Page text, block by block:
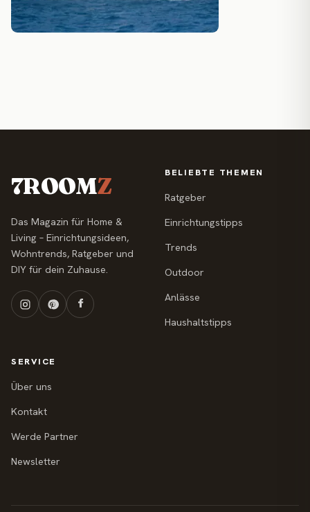
7ROOMZ
Das Magazin für Home &
Living – Einrichtungsideen,
Wohntrends, Ratgeber und
DIY für dein Zuhause.
BELIEBTE THEMEN
Ratgeber
Einrichtungstipps
Trends
Outdoor
Anlässe
Haushaltstipps
SERVICE
Über uns
Kontakt
Werde Partner
Newsletter